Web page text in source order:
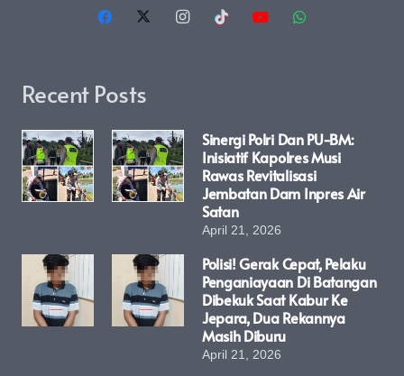
Recent Posts
Sinergi Polri Dan PU-BM:
Inisiatif Kapolres Musi
Rawas Revitalisasi
Jembatan Dam Inpres Air
Satan
April 21, 2026
Polisi! Gerak Cepat, Pelaku
Penganiayaan Di Batangan
Dibekuk Saat Kabur Ke
Jepara, Dua Rekannya
Masih Diburu
April 21, 2026